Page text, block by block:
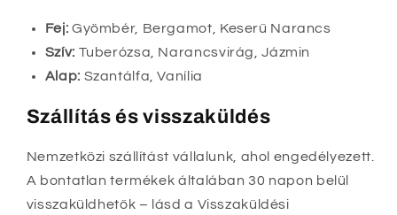
Fej: Gyömbér, Bergamot, Keserű Narancs
Szív: Tuberózsa, Narancsvirág, Jázmin
Alap: Szantálfa, Vanília
Szállítás és visszaküldés
Nemzetközi szállítást vállalunk, ahol engedélyezett.
A bontatlan termékek általában 30 napon belül
visszaküldhetők – lásd a Visszaküldési